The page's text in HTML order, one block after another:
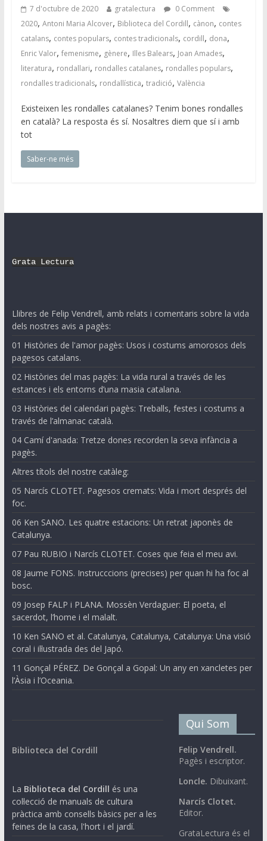
7 d'octubre de 2020 gratalectura
0 Comment
2020, Antoni Maria Alcover, Biblioteca del Cordill, cànon, contes
catalans, contes populars, contes tradicionals, cordill, dona,
Enric Valor, femenisme, gènere, Illes Balears, Joan Amades,
literatura, rondallari, rondalles catalanes, rondalles populars,
rondalles tradicionals, rondallística, tradició, València
Existeixen les rondalles catalanes? Tenim bones rondalles
en català? La resposta és sí. Nosaltres diem que sí i amb
tot
Saber-ne més
Grata Lectura
Llibres de Felip Vendrell, amb relats i comentaris sobre la vida
dels nostres avis a pagès:
01 Històries de l'amor pagès: Usos i costums amorosos dels
pagesos catalans.
02 Històries del mas pagès: La vida rural a través de les
estances i els entorns d’una masia catalana.
03 Històries del calendari pagès: Treballs, festes i costums a
través de l’almanac català.
04 Camí d'anada: Tretze dones recorden la seva infància a
pagès.
Altres títols del nostre catàleg:
05 Narcís CLOTET. Pagesos cremats: Vida i mort després del
foc.
06 Ken SANO. Les quatre estacions: Un retrat japonès de
Catalunya.
07 Pau RUBIO i Narcís CLOTET. Coses que feia el meu avi.
08 Jaume FONS. Instrucccions (precises) per quan hi ha foc al
bosc.
09 Josep FALP i PLANA. Mossèn Verdaguer: El poeta, el
sacerdot, l’home i el malalt.
10 Ken SANO et al. Catalunya, Catalunya, Catalunya: Una visió
coral i il·lustrada des del Japó.
11 Gonçal PÉREZ. De Gonçal a Gopal: Un any en xancletes per
l’Àsia i l’Oceania.
Biblioteca del Cordill
La Biblioteca del Cordill és una
col·lecció de manuals de cultura
pràctica amb consells bàsics per a les
feines de la casa, l'hort i el jardí.
Qui Som
Felip Vendrell.
Pagès i escriptor.
Loncle. Dibuixant.
Narcís Clotet.
Editor.
GrataLectura és el